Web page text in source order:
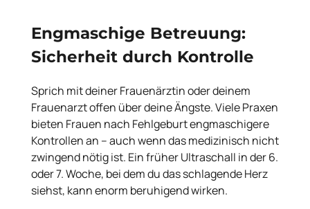
Engmaschige Betreuung:
Sicherheit durch Kontrolle
Sprich mit deiner Frauenärztin oder deinem
Frauenarzt offen über deine Ängste. Viele Praxen
bieten Frauen nach Fehlgeburt engmaschigere
Kontrollen an – auch wenn das medizinisch nicht
zwingend nötig ist. Ein früher Ultraschall in der 6.
oder 7. Woche, bei dem du das schlagende Herz
siehst, kann enorm beruhigend wirken.